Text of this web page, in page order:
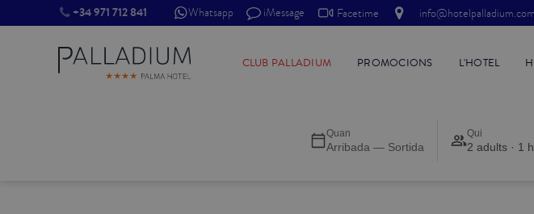
+34 971 712 841 Whatsapp iMessage Facetime info@hotelpalladium.com
CLUB PALLADIUM PROMOCIONS L'HOTEL
Quan
Arribada — Sortida
Qui
2 adults · 1
INDIVIDUAL RED